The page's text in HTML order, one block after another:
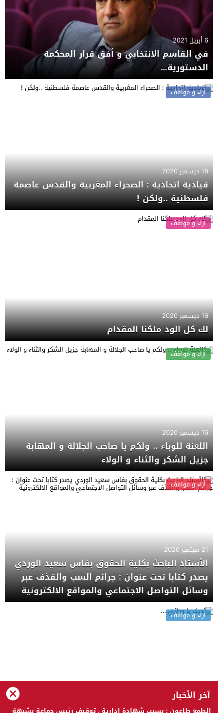
6 أبريل 2021
في القاسم الانتخابي و أفق قرار المحكمة
الدستورية…
أراء و مواقف
18 ديسمبر 2020
قيادية اتحادية : الصحراء المغربية والقدس عاصمة
فلسطنية ..ولكن !
أراء و مواقف
16 ديسمبر 2020
لك كل الود ملكنا المقدام
أراء و مواقف
16 ديسمبر 2020
اللعنة للوباء .. ولكم يا صاحب الجلالة و المهابة
جزيل الشكر والثناء و الولاء
أراء و مواقف
21 سبتمبر 2020
الأستاذ الباحث بكلية الحقوق بفاس سعيد الوردي
يصدر كتابا تحت عنوان : جرائم السب والقذف عبر
وسائل التواصل الاجتماعي والمواقع الالكترونية
أراء و مواقف
30 أكتوبر 2019
آخر الأخبار